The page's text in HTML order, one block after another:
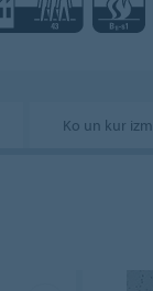
Ko un kur